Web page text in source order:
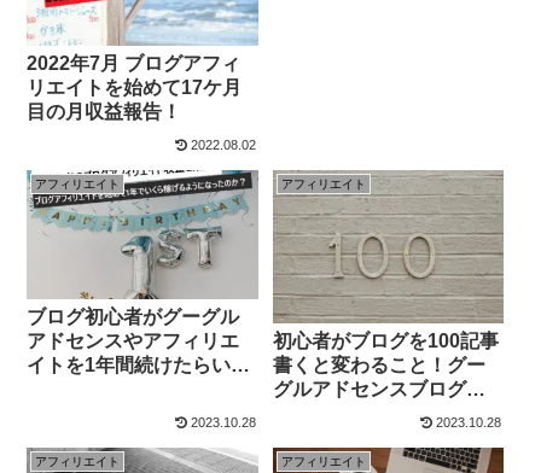
2022年7月 ブログアフィ
リエイトを始めて17ケ月
目の月収益報告！
2022.08.02
アフィリエイト
ブログ初心者がグーグル
アドセンスやアフィリエ
イトを1年間続けたらいく
2023.10.28
アフィリエイト
初心者がブログを100記事
書くと変わること！グー
グルアドセンスブログア
フィリエイトでいくら稼
2023.10.28
アフィリエイト アフィリエイト